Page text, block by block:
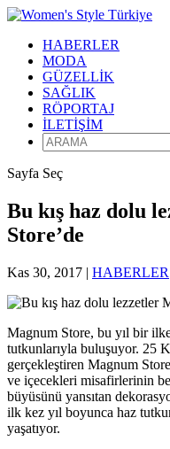
HABERLER
MODA
GÜZELLİK
SAĞLIK
RÖPORTAJ
İLETİŞİM
Sayfa Seç
Bu kış haz dolu
Store’de
Kas 30, 2017 | HABERLER
Magnum Store, bu yıl bir
tutkunlarıyla buluşuyor. 25
gerçekleştiren Magnum
ve içecekleri misafirlerinin
büyüsünü yansıtan
ilk kez yıl boyunca haz
yaşatıyor.